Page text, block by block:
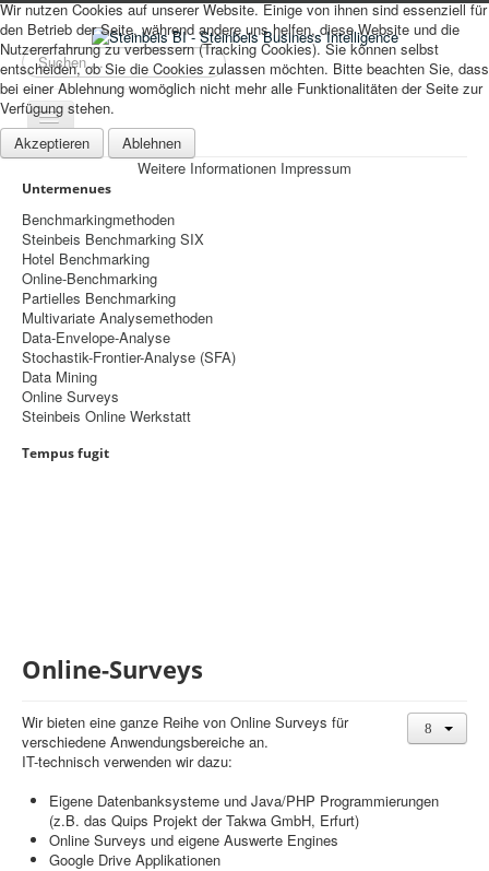
Suchen
...
Navigation
an/aus
Datenschutz
Impressum
Home
Prognosen
Beratung
Controlling
Entscheidungsregeln
Aktuelle Seite: Startseite Benchmarking Online Surveys
Untermenues
Benchmarkingmethoden
Steinbeis Benchmarking SIX
Hotel Benchmarking
Online-Benchmarking
Partielles Benchmarking
Multivariate Analysemethoden
Data-Envelope-Analyse
Stochastik-Frontier-Analyse (SFA)
Data Mining
Online Surveys
Steinbeis Online Werkstatt
Tempus fugit
Online-Surveys
Wir bieten eine ganze Reihe von Online Surveys für
verschiedene Anwendungsbereiche an.
IT-technisch verwenden wir dazu:
Eigene Datenbanksysteme und Java/PHP Programmierungen
(z.B. das Quips Projekt der Takwa GmbH, Erfurt)
Online Surveys und eigene Auswerte Engines
Google Drive Applikationen
Wir nutzen Cookies auf unserer Website. Einige von ihnen sind essenziell für
den Betrieb der Seite, während andere uns helfen, diese Website und die
Nutzererfahrung zu verbessern (Tracking Cookies). Sie können selbst
entscheiden, ob Sie die Cookies zulassen möchten. Bitte beachten Sie, dass
bei einer Ablehnung womöglich nicht mehr alle Funktionalitäten der Seite zur
Verfügung stehen.
Akzeptieren
Ablehnen
Weitere Informationen Impressum